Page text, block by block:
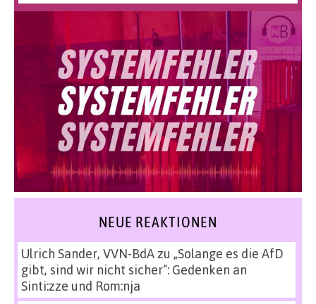
NEUE REAKTIONEN
Ulrich Sander, VVN-BdAzu „Solange es die AfD
gibt, sind wir nicht sicher“: Gedenken an
Sinti:zze und Rom:nja